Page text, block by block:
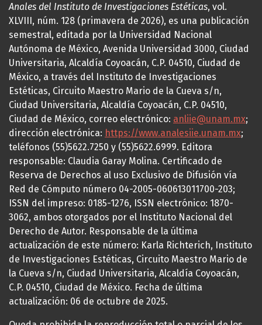
Anales del Instituto de Investigaciones Estéticas, vol.
XLVIII, núm. 128 (primavera de 2026), es una publicación
semestral, editada por la Universidad Nacional
Autónoma de México, Avenida Universidad 3000, Ciudad
Universitaria, Alcaldía Coyoacán, C.P. 04510, Ciudad de
México, a través del Instituto de Investigaciones
Estéticas, Circuito Maestro Mario de la Cueva s/n,
Ciudad Universitaria, Alcaldía Coyoacán, C.P. 04510,
Ciudad de México, correo electrónico: anliie@unam.mx;
dirección electrónica: https://www.analesiie.unam.mx;
teléfonos (55)5622.7250 y (55)5622.6999. Editora
responsable: Claudia Garay Molina. Certificado de
Reserva de Derechos al uso Exclusivo de Difusión vía
Red de Cómputo número 04-2005-060613011700-203;
ISSN del impreso: 0185-1276, ISSN electrónico: 1870-
3062, ambos otorgados por el Instituto Nacional del
Derecho de Autor. Responsable de la última
actualización de este número: Karla Richterich, Instituto
de Investigaciones Estéticas, Circuito Maestro Mario de
la Cueva s/n, Ciudad Universitaria, Alcaldía Coyoacán,
C.P. 04510, Ciudad de México. Fecha de última
actualización: 06 de octubre de 2025.